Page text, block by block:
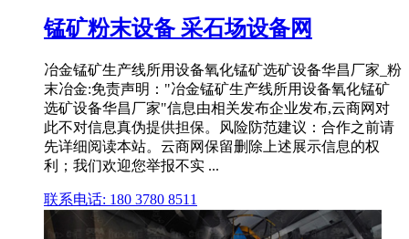
锰矿粉末设备 采石场设备网
冶金锰矿生产线所用设备氧化锰矿选矿设备华昌厂家_粉
末冶金:免责声明："冶金锰矿生产线所用设备氧化锰矿
选矿设备华昌厂家"信息由相关发布企业发布,云商网对
此不对信息真伪提供担保。风险防范建议：合作之前请
先详细阅读本站。云商网保留删除上述展示信息的权
利；我们欢迎您举报不实 ...
联系电话: 180 3780 8511